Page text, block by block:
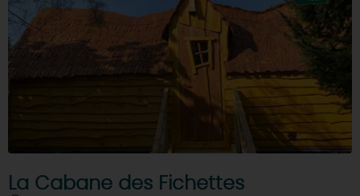
La Cabane des Fichettes